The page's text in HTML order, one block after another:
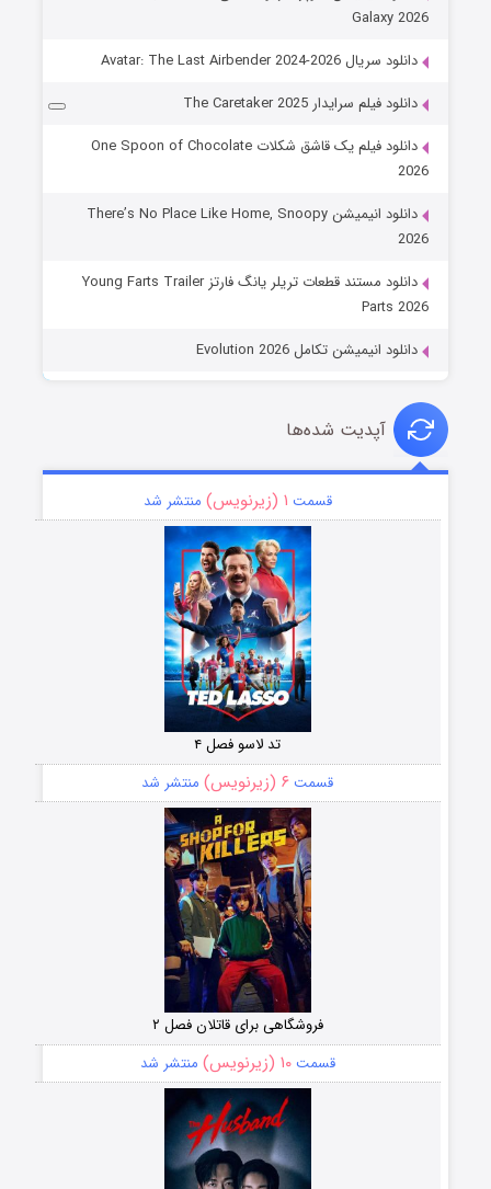
Galaxy 2026
دانلود سریال Avatar: The Last Airbender 2024-2026
دانلود فیلم سرایدار The Caretaker 2025
دانلود فیلم یک قاشق شکلات One Spoon of Chocolate
2026
دانلود انیمیشن There’s No Place Like Home, Snoopy
2026
دانلود مستند قطعات تریلر یانگ فارتز Young Farts Trailer
Parts 2026
دانلود انیمیشن تکامل Evolution 2026
آپدیت شده‌ها
قسمت ۱ (زیرنویس) منتشر شد
تد لاسو فصل ۴
قسمت ۶ (زیرنویس) منتشر شد
فروشگاهی برای قاتلان فصل ۲
قسمت۱۰ (زیرنویس) منتشر شد